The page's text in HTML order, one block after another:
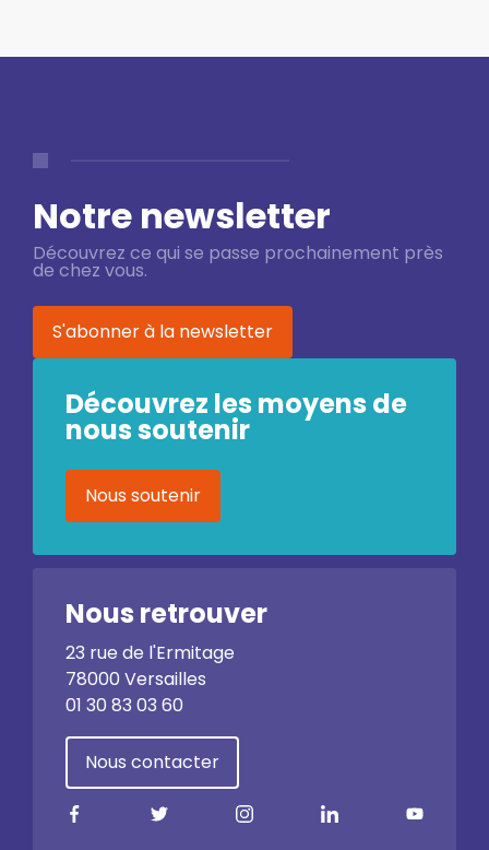
Notre newsletter
Découvrez ce qui se passe prochainement près
de chez vous.
S'abonner à la newsletter
Découvrez les moyens de
nous soutenir
Nous soutenir
Nous retrouver
23 rue de l'Ermitage
78000 Versailles
01 30 83 03 60
Nous contacter